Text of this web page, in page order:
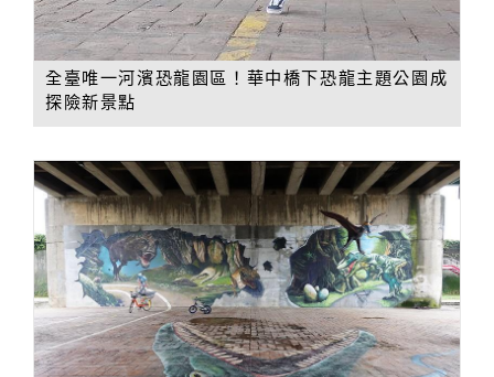
全臺唯一河濱恐龍園區！華中橋下恐龍主題公園成
探險新景點